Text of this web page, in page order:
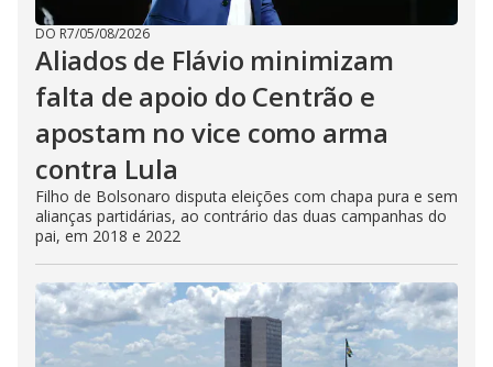
DO R7/05/08/2026
Aliados de Flávio minimizam
falta de apoio do Centrão e
apostam no vice como arma
contra Lula
Filho de Bolsonaro disputa eleições com chapa pura e sem
alianças partidárias, ao contrário das duas campanhas do
pai, em 2018 e 2022